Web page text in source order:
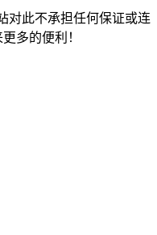
对此不承担任何保证或连
多的便利！